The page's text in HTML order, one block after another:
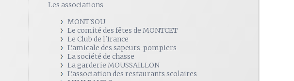
Les associations
MONT'SOU
Le comité des fêtes de MONTCET
Le Club de l'Irance
L'amicale des sapeurs-pompiers
La société de chasse
La garderie MOUSSAILLON
L'association des restaurants scolaires